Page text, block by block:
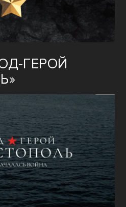
ГЕРОЙ